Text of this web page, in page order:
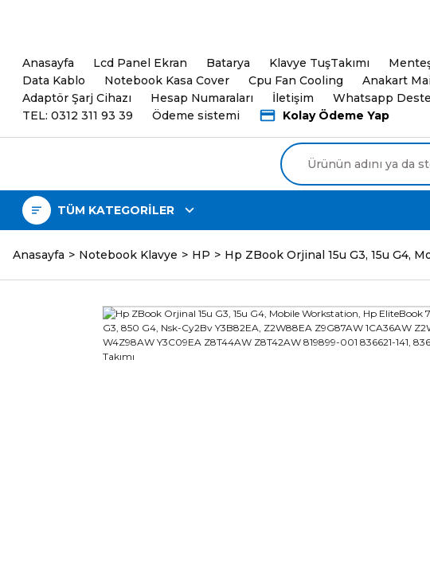
Anasayfa Lcd Panel Ekran Batarya Klavye TuşTakımı
Data Kablo
Notebook Kasa Cover Cpu Fan Cooling
Anakart
Adaptör Şarj Cihazı
Hesap Numaraları İletişim
Whatsapp
TEL: 0312 311 93 39
Ödeme sistemi Kolay Ödeme Yap
TÜM KATEGORİLER
Anasayfa Notebook Klavye HP Hp ZBook Orjinal 15u G3, 15u G4,